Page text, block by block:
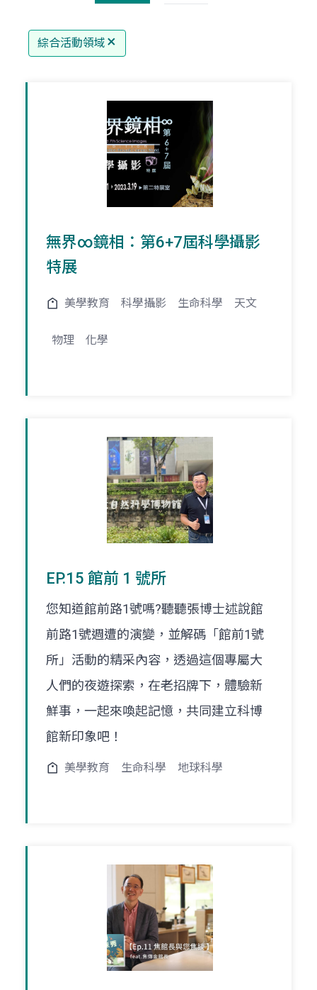
綜合活動領域
無界∞鏡相：第6+7屆科學攝影
特展
美學教育 科學攝影 生命科學 天文
物理 化學
EP.15 館前 1 號所
您知道館前路1號嗎?聽聽張博士述說館
前路1號週遭的演變，並解碼「館前1號
所」活動的精采內容，透過這個專屬大
人們的夜遊探索，在老招牌下，體驗新
鮮事，一起來喚起記憶，共同建立科博
館新印象吧！
美學教育 生命科學 地球科學